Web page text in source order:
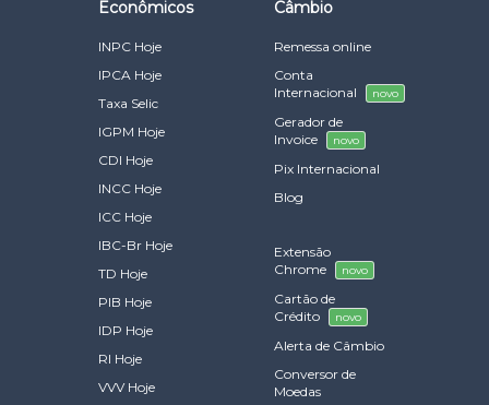
Econômicos
INPC Hoje
IPCA Hoje
Taxa Selic
IGPM Hoje
CDI Hoje
INCC Hoje
ICC Hoje
IBC-Br Hoje
TD Hoje
PIB Hoje
IDP Hoje
RI Hoje
VVV Hoje
Câmbio
Remessa online
Conta
Internacional
novo
Gerador de
Invoice
novo
Pix Internacional
Blog
Extensão
Chrome
novo
Cartão de
Crédito
novo
Alerta de Câmbio
Conversor de
Moedas